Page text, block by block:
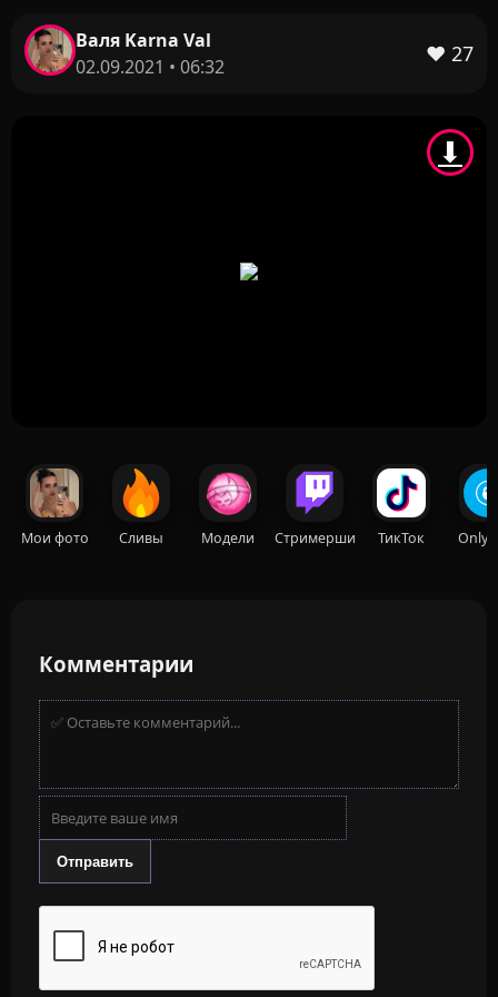
Валя Karna Val
02.09.2021 • 06:32
❤️ 27
⬇
Мои фото Сливы Модели Стримерши ТикТок
Комментарии